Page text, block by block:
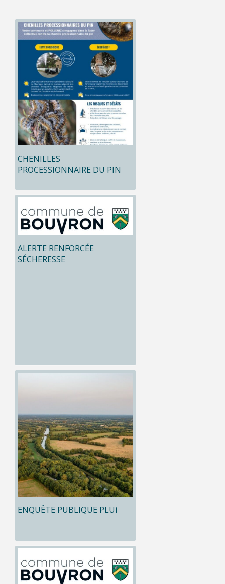
CHENILLES
PROCESSIONNAIRE DU PIN
ALERTE RENFORCÉE
SÉCHERESSE
ENQUÊTE PUBLIQUE PLUi